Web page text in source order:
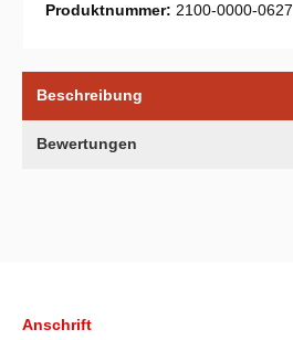
Produktnummer: 2100-0000-0627
Beschreibung
Bewertungen
Anschrift